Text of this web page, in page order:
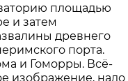
площадью
и затем
древнего
порта.
и Гоморры. Всё-
изображение, надо